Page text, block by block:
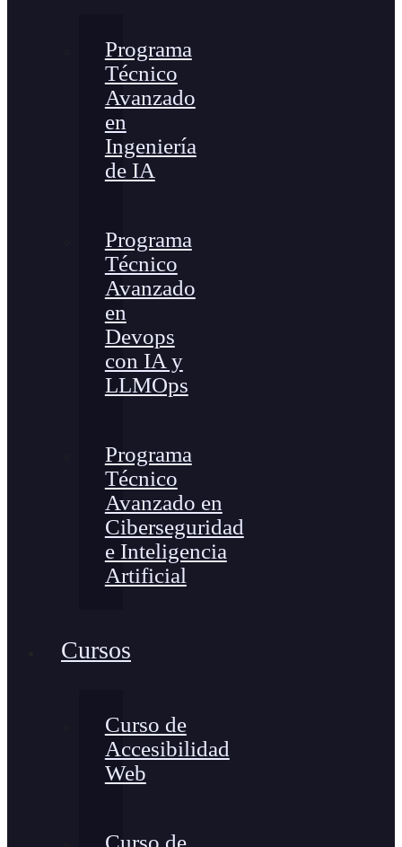
Programa
Técnico
Avanzado
en
Ingeniería
de IA
Programa
Técnico
Avanzado
en
Devops
con IA y
LLMOps
Programa
Técnico
Avanzado en
Ciberseguridad
e Inteligencia
Artificial
Cursos
Curso de
Accesibilidad
Web
Curso de